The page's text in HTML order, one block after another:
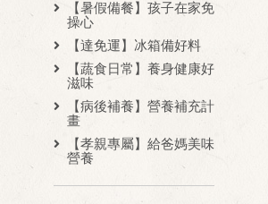
【暑假備餐】孩子在家免
操心
【達免運】冰箱備好料
【蔬食日常】養身健康好
滋味
【病後補養】營養補充計
畫
【孝親專屬】給爸媽美味
營養